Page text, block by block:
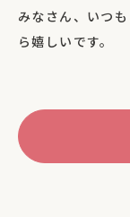
みなさん、いつ
ら嬉しいです。